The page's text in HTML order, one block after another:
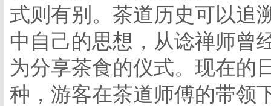
式则有别。茶道历史可以追
中自己的思想，从谂禅师曾
为分享茶食的仪式。现在的
种，游客在茶道师傅的带领